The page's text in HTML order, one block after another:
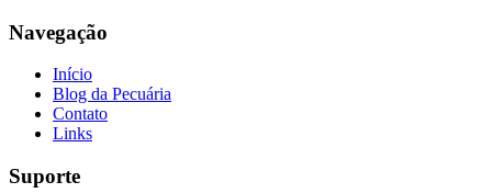
Navegação
Início
Blog da Pecuária
Contato
Links
Suporte